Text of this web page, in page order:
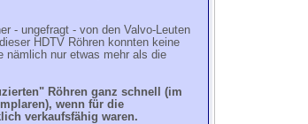
- ungefragt - von den Valvo-Leuten
HDTV Röhren konnten keine
nämlich nur etwas mehr als die
Röhren ganz schnell (im
wenn für die
verkaufsfähig waren.